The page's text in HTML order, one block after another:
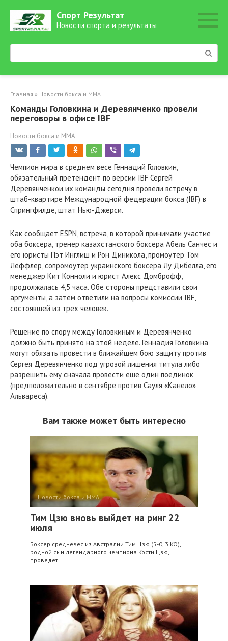
контенту
Спорт Результат
Новости спорта и результаты
Поиск:
Главная » Новости бокса и ММА
Команды Головкина и Деревянченко провели
переговоры в офисе IBF
Новости бокса и ММА
Чемпион мира в среднем весе Геннадий Головкин,
обязательный претендент по версии IBF Сергей
Деревянченкои их команды сегодня провели встречу в
штаб-квартире Международной федерации бокса (IBF) в
Спрингфилде, штат Нью-Джерси.
Как сообщает ESPN, встреча, в которой принимали участие
оба боксера, тренер казахстанского боксера Абель Санчес и
его юристы Пэт Инглиш и Рон Диникола, промоутер Том
Лёффлер, сопромоутер украинского боксера Лу Дибелла, его
менеджер Кит Конноли и юрист Алекс Домброфф,
продолжалась 4,5 часа. Обе стороны представили свои
аргументы, а затем ответили на вопросы комиссии IBF,
состоявшей из трех человек.
Решение по спору между Головкиным и Деревянченко
должно быть принято на этой неделе. Геннадия Головкина
могут обязать провести в ближайшем бою защиту против
Сергея Деревянченко под угрозой лишения титула либо
разрешить ему сначала провести еще один поединок
(предположительно в сентябре против Сауля «Канело»
Альвареса).
Вам также может быть интересно
Новости бокса и ММА
Тим Цзю вновь выйдет на ринг 22
июля
Боксер средневес из Австралии Тим Цзю (5-0, 3 KO),
родной сын легендарного чемпиона Кости Цзю,
проведет